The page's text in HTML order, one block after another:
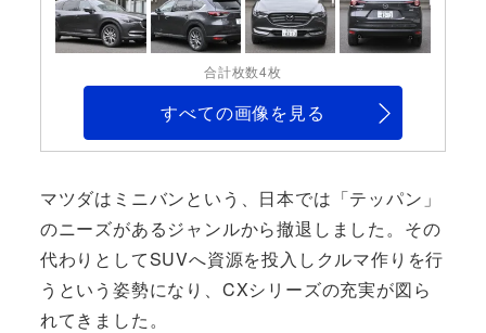
合計枚数4枚
すべての画像を見る
マツダはミニバンという、日本では「テッパン」
のニーズがあるジャンルから撤退しました。その
代わりとしてSUVへ資源を投入しクルマ作りを行
うという姿勢になり、CXシリーズの充実が図ら
れてきました。